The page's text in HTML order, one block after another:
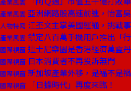
產業風雲 亞洲網路股高速前進，怡富
人物特寫 江丕文主掌美國運通，挑戰
產業風雲 鎖定八百萬手機用戶推出「行
國際視窗 迪士尼樂園是香港經濟萬靈
國際視窗 日本消費者不再投訴無門
國際視窗 新加坡產業外移，是福不是
國際視窗 「日據時代」再度來臨！